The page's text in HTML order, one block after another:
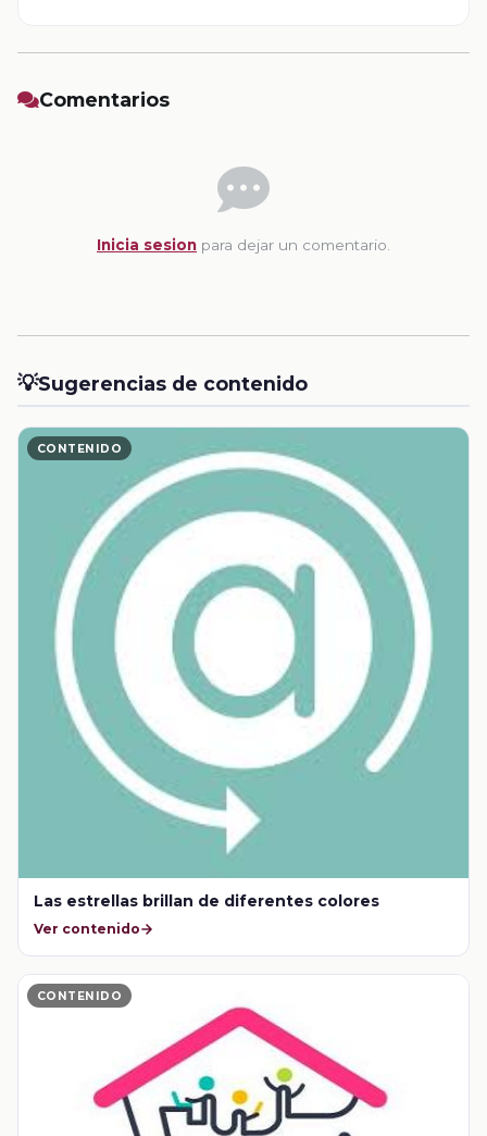
Comentarios
Inicia sesion para dejar un comentario.
💡Sugerencias de contenido
CONTENIDO
Las estrellas brillan de diferentes colores
Ver contenido
CONTENIDO